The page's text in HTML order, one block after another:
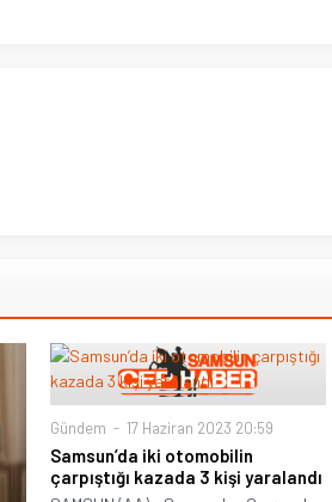
Gündem 17 Haziran 2023 20:59
Samsun’da iki otomobilin
çarpıştığı kazada 3 kişi yaralandı